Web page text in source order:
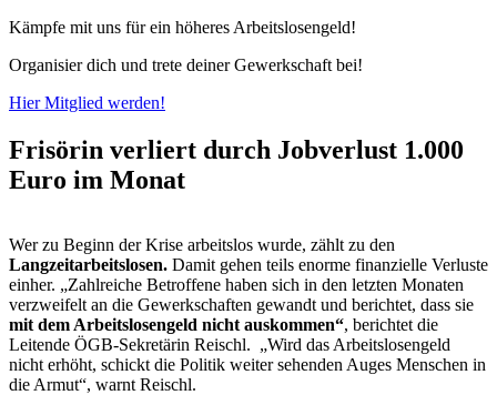
Kämpfe mit uns für ein höheres Arbeitslosengeld!
Organisier dich und trete deiner Gewerkschaft bei!
Hier Mitglied werden!
Frisörin verliert durch Jobverlust 1.000
Euro im Monat
Wer zu Beginn der Krise arbeitslos wurde, zählt zu den
Langzeitarbeitslosen. Damit gehen teils enorme finanzielle Verluste
einher. „Zahlreiche Betroffene haben sich in den letzten Monaten
verzweifelt an die Gewerkschaften gewandt und berichtet, dass sie
mit dem Arbeitslosengeld nicht auskommen“, berichtet die
Leitende ÖGB-Sekretärin Reischl. „Wird das Arbeitslosengeld
nicht erhöht, schickt die Politik weiter sehenden Auges Menschen in
die Armut“, warnt Reischl.